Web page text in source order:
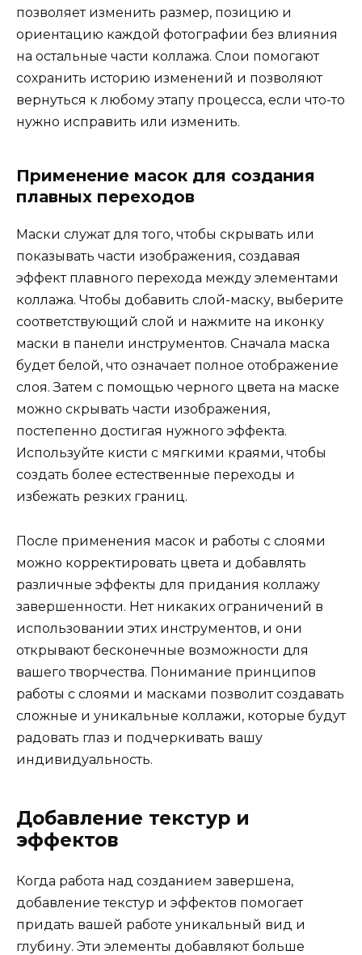
позволяет изменить размер, позицию и
ориентацию каждой фотографии без влияния
на остальные части коллажа. Слои помогают
сохранить историю изменений и позволяют
вернуться к любому этапу процесса, если что-то
нужно исправить или изменить.
Применение масок для создания
плавных переходов
Маски служат для того, чтобы скрывать или
показывать части изображения, создавая
эффект плавного перехода между элементами
коллажа. Чтобы добавить слой-маску, выберите
соответствующий слой и нажмите на иконку
маски в панели инструментов. Сначала маска
будет белой, что означает полное отображение
слоя. Затем с помощью черного цвета на маске
можно скрывать части изображения,
постепенно достигая нужного эффекта.
Используйте кисти с мягкими краями, чтобы
создать более естественные переходы и
избежать резких границ.
После применения масок и работы с слоями
можно корректировать цвета и добавлять
различные эффекты для придания коллажу
завершенности. Нет никаких ограничений в
использовании этих инструментов, и они
открывают бесконечные возможности для
вашего творчества. Понимание принципов
работы с слоями и масками позволит создавать
сложные и уникальные коллажи, которые будут
радовать глаз и подчеркивать вашу
индивидуальность.
Добавление текстур и
эффектов
Когда работа над созданием завершена,
добавление текстур и эффектов помогает
придать вашей работе уникальный вид и
глубину. Эти элементы добавляют больше